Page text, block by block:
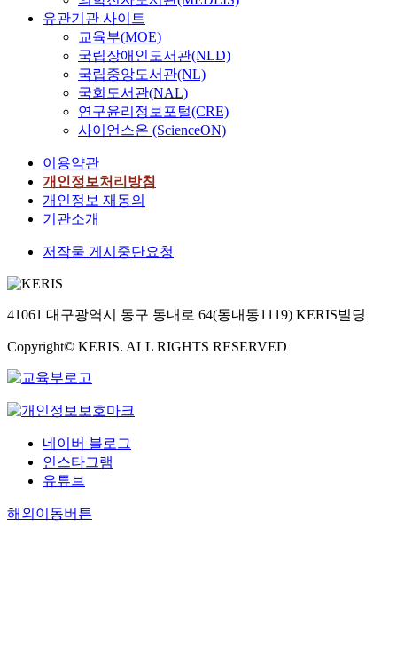
유관기관 사이트
교육부(MOE)
국립장애인도서관(NLD)
국립중앙도서관(NL)
국회도서관(NAL)
연구윤리정보포털(CRE)
사이언스온 (ScienceON)
이용약관
개인정보처리방침
개인정보 재동의
기관소개
저작물 게시중단요청
41061 대구광역시 동구 동내로 64(동내동1119) KERIS빌딩
Copyright© KERIS. ALL RIGHTS RESERVED
네이버 블로그
인스타그램
유튜브
해외이동버튼